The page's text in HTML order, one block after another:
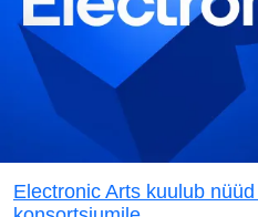
Electronic Arts kuulub